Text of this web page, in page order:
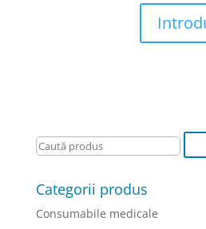
Categorii produs
Consumabile medicale